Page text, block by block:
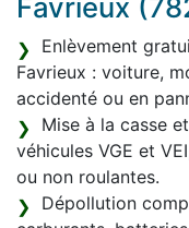
Favrieux
Enlèvement
Favrieux : voiture,
accidenté ou en
Mise à la casse
véhicules VGE et
ou non roulantes.
Dépollution